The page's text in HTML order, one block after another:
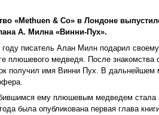
«Methuen & Cо» в Лондоне
А. Милна «Винни-Пух».
году писатель Алан Милн подарил
плюшевого медведя. После знакомства
получил имя Винни Пух. В дальнейшем
ему плюшевым медведем стала
была опубликована первая глава